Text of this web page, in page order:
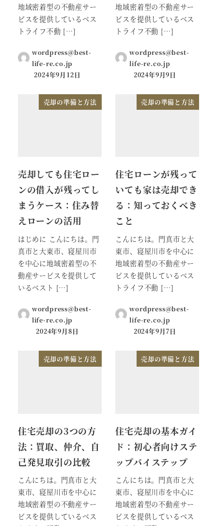
地域密着型の不動産サー
ビスを提供しているベス
トライフ不動 […]
wordpress@best-
life-re.co.jp
2024年9月12日
地域密着型の不動産サー
ビスを提供しているベス
トライフ不動 […]
wordpress@best-
life-re.co.jp
2024年9月9日
売却の準備と方法
売却しても住宅ロー
ンの借入が残ってし
まうケース：住み替
えローンの活用
はじめに こんにちは。門
真市と大東市、寝屋川市
を中心に地域密着型の不
動産サービスを提供して
いるベスト […]
wordpress@best-
life-re.co.jp
2024年9月8日
売却の準備と方法
住宅ローンが残って
いても家は売却でき
る：知っておくべき
こと
こんにちは。門真市と大
東市、寝屋川市を中心に
地域密着型の不動産サー
ビスを提供しているベス
トライフ不動 […]
wordpress@best-
life-re.co.jp
2024年9月7日
売却の準備と方法
住宅売却の3つの方
法：買取、仲介、自
己発見取引の比較
こんにちは。門真市と大
東市、寝屋川市を中心に
地域密着型の不動産サー
ビスを提供しているベス
売却の準備と方法
住宅売却の基本ガイ
ド：初心者向けステ
ップバイステップ
こんにちは。門真市と大
東市、寝屋川市を中心に
地域密着型の不動産サー
ビスを提供しているベス